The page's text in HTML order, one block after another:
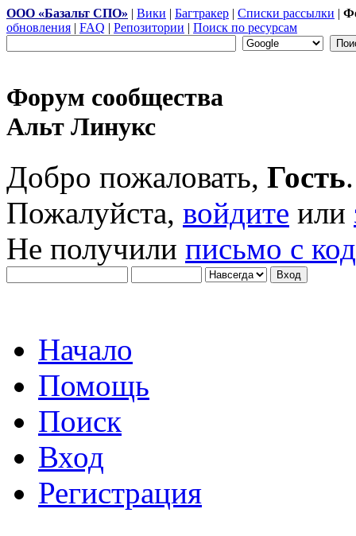
ООО «Базальт СПО» | Вики | Багтракер | Списки рассылки |
обновления | FAQ | Репозитории | Поиск по ресурсам
Форум сообщества
Альт Линукс
Добро пожаловать, Гость.
Пожалуйста, войдите или
Не получили письмо с
Начало
Помощь
Поиск
Вход
Регистрация